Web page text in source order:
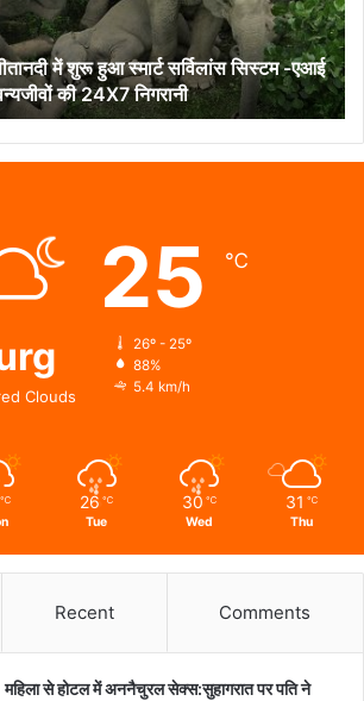
में शुरू हुआ स्मार्ट सर्विलांस सिस्टम -एआई
की 24X7 निगरानी
Clouds
25 ℃
26º - 25º
88%
5.4 km/h
℃ 26 ℃
Tue
30 ℃
Wed
31 ℃
Thu
Recent Comments
महिला से होटल में अननैचुरल सेक्स:सुहागरात पर पति ने